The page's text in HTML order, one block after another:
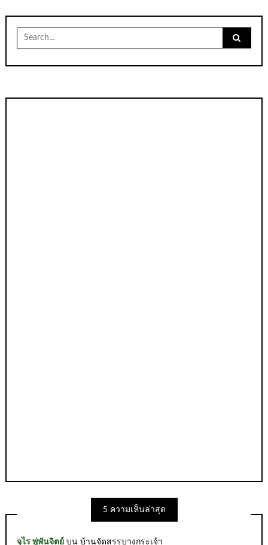
for:
5 ความเห็นล่าสุด
จุไร พู่พันจิตย์ บนบ้านจัดสรรบางกระเจ้า